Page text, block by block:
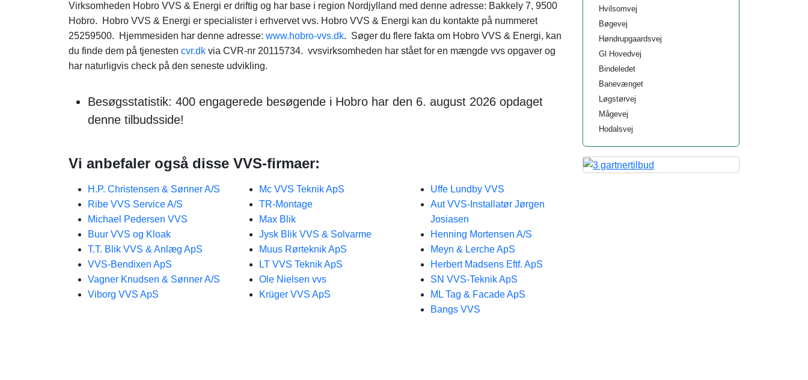
Virksomheden Hobro VVS & Energi er driftig og har base i region Nordjylland med denne adresse: Bakkely 7, 9500
Hobro. Hobro VVS & Energi er specialister i erhvervet vvs. Hobro VVS & Energi kan du kontakte på nummeret
25259500. Hjemmesiden har denne adresse: www.hobro-vvs.dk. Søger du flere fakta om Hobro VVS & Energi, kan
du finde dem på tjenesten cvr.dk via CVR-nr 20115734. vvsvirksomheden har stået for en mængde vvs opgaver og
har naturligvis check på den seneste udvikling.
Besøgsstatistik: 400 engagerede besøgende i Hobro har den 6. august 2026 opdaget
denne tilbudsside!
Vi anbefaler også disse VVS-firmaer:
H.P. Christensen & Sønner A/S
Ribe VVS Service A/S
Michael Pedersen VVS
Buur VVS og Kloak
T.T. Blik VVS & Anlæg ApS
VVS-Bendixen ApS
Vagner Knudsen & Sønner A/S
Viborg VVS ApS
Mc VVS Teknik ApS
TR-Montage
Max Blik
Jysk Blik VVS & Solvarme
Muus Rørteknik ApS
LT VVS Teknik ApS
Ole Nielsen vvs
Krüger VVS ApS
Uffe Lundby VVS
Aut VVS-Installatør Jørgen
Josiasen
Henning Mortensen A/S
Meyn & Lerche ApS
Herbert Madsens Eftf. ApS
SN VVS-Teknik ApS
ML Tag & Facade ApS
Bangs VVS
Hvilsomvej
Bøgevej
Høndrupgaardsvej
Gl Hovedvej
Bindeledet
Banevænget
Løgstørvej
Mågevej
Hodalsvej